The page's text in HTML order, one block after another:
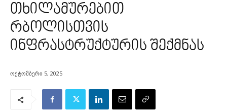
თხილამურებით
რბოლისთვის
ინფრასტრუქტურის შექმნას
ოქტომბერი 5, 2025